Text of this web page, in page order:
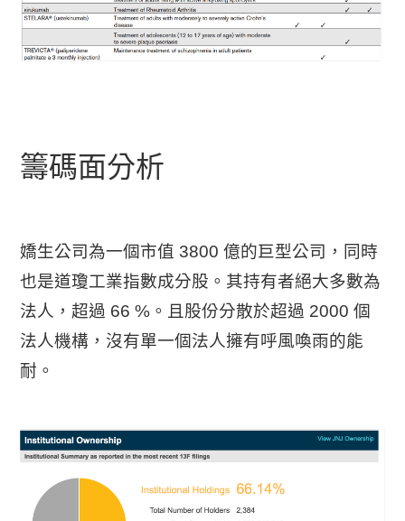
籌碼面分析
嬌生公司為一個市值 3800 億的巨型公司，同時
也是道瓊工業指數成分股。其持有者絕大多數為
法人，超過 66 %。且股份分散於超過 2000 個
法人機構，沒有單一個法人擁有呼風喚雨的能
耐。